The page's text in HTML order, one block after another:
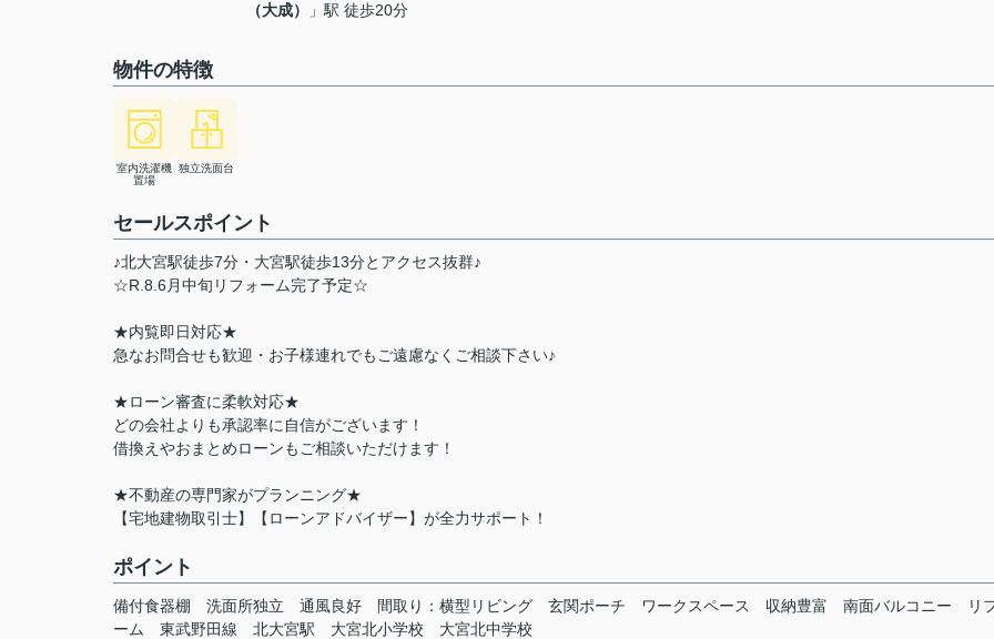
（大成）
」駅 徒歩20分
物件の特徴
室内洗濯機
置場
独立洗面台
セールスポイント
♪北大宮駅徒歩7分・大宮駅徒歩13分とアクセス抜群♪
☆R.8.6月中旬リフォーム完了予定☆
★内覧即日対応★
急なお問合せも歓迎・お子様連れでもご遠慮なくご相談下さい♪
★ローン審査に柔軟対応★
どの会社よりも承認率に自信がございます！
借換えやおまとめローンもご相談いただけます！
★不動産の専門家がプランニング★
【宅地建物取引士】【ローンアドバイザー】が全力サポート！
ポイント
備付食器棚 洗面所独立 通風良好 間取り：横型リビング 玄関ポーチ ワークスペース 収納豊富 南面バルコニー
リ
ーム
東武野田線 北大宮駅 大宮北小学校 大宮北中学校